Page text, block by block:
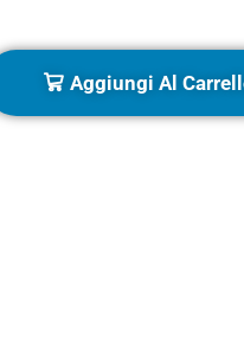
Aggiungi Al